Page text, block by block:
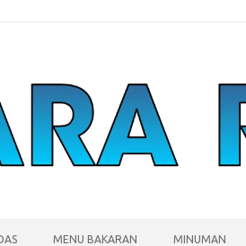
MENU BAKARAN MINUMAN